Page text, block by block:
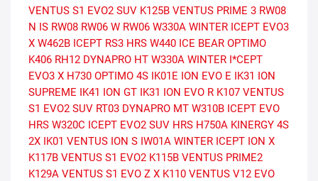
VENTUS S1 EVO2 SUV K125B VENTUS PRIME 3 RW08
N IS RW08 RW06 W RW06 W330A WINTER ICEPT EVO3
X W462B ICEPT RS3 HRS W440 ICE BEAR OPTIMO
K406 RH12 DYNAPRO HT W330A WINTER I*CEPT
EVO3 X H730 OPTIMO 4S IK01E ION EVO E IK31 ION
SUPREME IK41 ION GT IK31 ION EVO R K107 VENTUS
S1 EVO2 SUV RT03 DYNAPRO MT W310B ICEPT EVO
HRS W320C ICEPT EVO2 SUV HRS H750A KINERGY 4S
2X IK01 VENTUS ION S IW01A WINTER ICEPT ION X
K117B VENTUS S1 EVO2 K115B VENTUS PRIME2
K129A VENTUS S1 EVO Z X K110 VENTUS V12 EVO